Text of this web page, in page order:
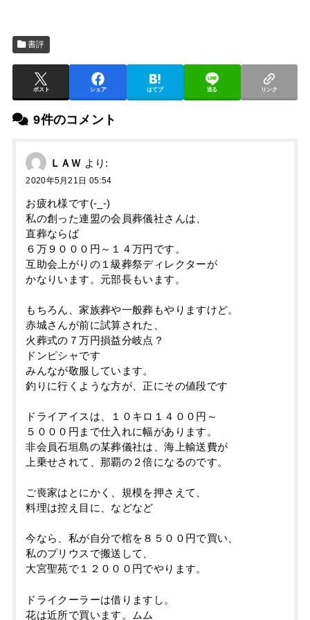
書評
ポスト シェア はてブ 送る リンク
9件のコメント
ＬＡＷ より:
2020年5月21日 05:54
お疲れ様です(-_-)
私の創った連盟の会員葬儀社さんは、
直葬ならば
６万９０００円～１４万円です。
互助会上がりの１級葬祭ディレクターが
かなりいます。元部長もいます。
もちろん、家族葬や一般葬もやりますけど。
赤城さんが前に試算された、
火葬式の７万円損益分岐点？
ドンピシャです
みんなが敬服しています。
釣りに行くような方が、正にその値段です
ドライアイスは、１０キロ１４００円～
５０００円まで仕入れに幅があります。
非会員石垣島の某葬儀社は、海上輸送費が
上乗せされて、那覇の２倍になるのです。
ご喪家はとにかく、規模を押さえて、
料理は控え目に、などなど
今なら、私が自分で棺を８５００円で買い、
私のプリウスで搬送して、
大宮聖苑で１２０００円でやります。
ドライクーラーは借りますし。
花は近所で買います。ムム